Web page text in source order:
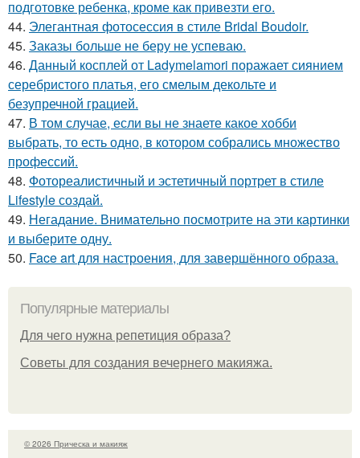
подготовке ребенка, кроме как привезти его.
44. Элегантная фотосессия в стиле Bridal Boudoir.
45. Заказы больше не беру не успеваю.
46. Данный косплей от Ladymelamori поражает сиянием
серебристого платья, его смелым декольте и
безупречной грацией.
47. В том случае, если вы не знаете какое хобби
выбрать, то есть одно, в котором собрались множество
профессий.
48. Фотореалистичный и эстетичный портрет в стиле
Lifestyle создай.
49. Негадание. Внимательно посмотрите на эти картинки
и выберите одну.
50. Face art для настроения, для завершённого образа.
Популярные материалы
Для чего нужна репетиция образа?
Советы для создания вечернего макияжа.
© 2026 Прическа и макияж